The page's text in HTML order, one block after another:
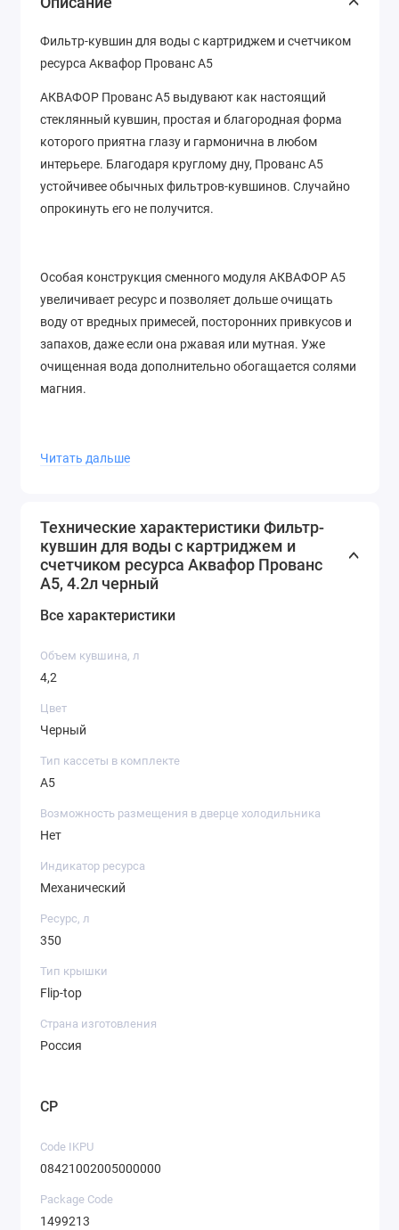
Фильтр-кувшин для воды с картриджем и счетчиком
ресурса Аквафор Прованс А5
АКВАФОР Прованс А5 выдувают как настоящий
стеклянный кувшин, простая и благородная форма
которого приятна глазу и гармонична в любом
интерьере. Благодаря круглому дну, Прованс А5
устойчивее обычных фильтров-кувшинов. Случайно
опрокинуть его не получится.
Особая конструкция сменного модуля АКВАФОР А5
увеличивает ресурс и позволяет дольше очищать
воду от вредных примесей, посторонних привкусов и
запахов, даже если она ржавая или мутная. Уже
очищенная вода дополнительно обогащается солями
магния.
Отследить время замены поможет механический
Читать дальше
Технические характеристики Фильтр-
кувшин для воды с картриджем и
счетчиком ресурса Аквафор Прованс
А5, 4.2л черный
Все характеристики
Объем кувшина, л
4,2
Цвет
Черный
Тип кассеты в комплекте
A5
Возможность размещения в дверце холодильника
Нет
Индикатор ресурса
Механический
Ресурс, л
350
Тип крышки
Flip-top
Страна изготовления
Россия
CP
Code IKPU
08421002005000000
Package Code
1499213